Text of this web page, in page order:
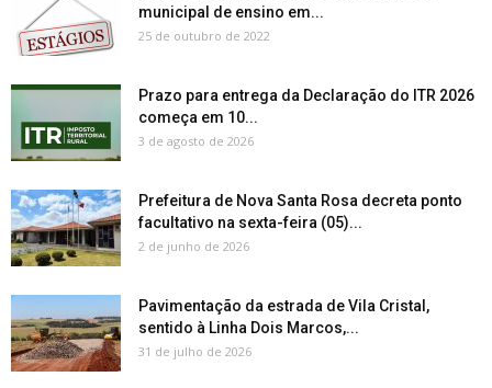
municipal de ensino em...
25 de outubro de 2022
Prazo para entrega da Declaração do ITR 2026
começa em 10...
3 de agosto de 2026
Prefeitura de Nova Santa Rosa decreta ponto
facultativo na sexta-feira (05)...
2 de junho de 2026
Pavimentação da estrada de Vila Cristal,
sentido à Linha Dois Marcos,...
31 de julho de 2026